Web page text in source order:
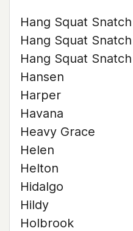
Hang Squat Snatch
Hang Squat
Hang Squat
Hansen
Harper
Havana
Heavy Grace
Helen
Helton
Hidalgo
Hildy
Holbrook